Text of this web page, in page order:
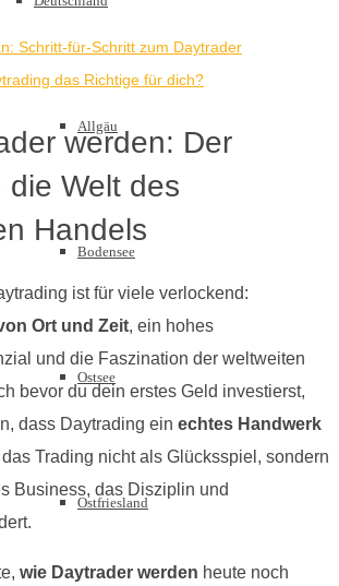
Allgäu
Bodensee
Ostsee
Ostfriesland
Schritt-für-Schritt zum Daytrader
das Richtige für dich?
werden: Der
die Welt des
Handels
ist für viele verlockend:
Ort und Zeit, ein hohes
und die Faszination der weltweiten
bevor du dein erstes Geld investierst,
dass Daytrading ein echtes Handwerk
Trading nicht als Glücksspiel, sondern
Business, das Disziplin und
wie Daytrader werden heute noch